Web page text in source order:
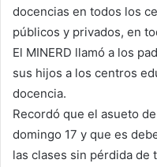
docencias en todos los
públicos y privados, en
El MINERD llamó a los
sus hijos a los centros
docencia.
Recordó que el asueto
domingo 17 y que es
las clases sin pérdida de